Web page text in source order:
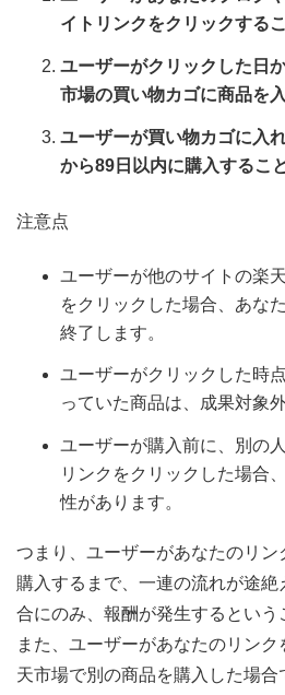
イトリンクをクリックするこ
ユーザーがクリックした日
市場の買い物カゴに商品を
ユーザーが買い物カゴに入
から89日以内に購入すること
注意点
ユーザーが他のサイトの楽
をクリックした場合、あな
終了します。
ユーザーがクリックした時
っていた商品は、成果対象外
ユーザーが購入前に、別の
リンクをクリックした場合
性があります。
つまり、ユーザーがあなたのリ
購入するまで、一連の流れが途
合にのみ、報酬が発生するという
また、ユーザーがあなたのリン
天市場で別の商品を購入した場